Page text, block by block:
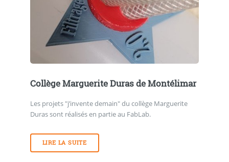
Collège Marguerite Duras de Montélimar
Les projets "j’invente demain" du collège Marguerite
Duras sont réalisés en partie au FabLab.
LIRE LA SUITE